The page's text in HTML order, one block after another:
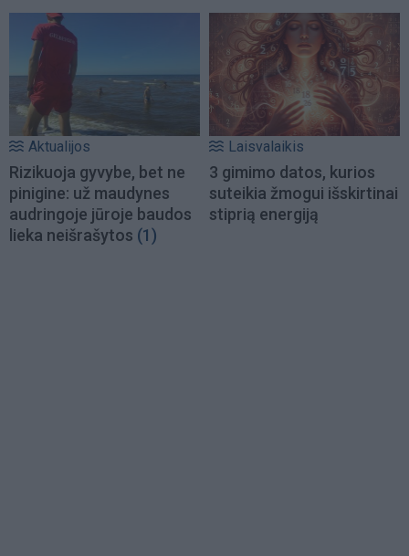
Aktualijos
Rizikuoja gyvybe, bet ne
pinigine: už maudynes
audringoje jūroje baudos
lieka neišrašytos (1)
Laisvalaikis
3 gimimo datos, kurios
suteikia žmogui išskirtinai
stiprią energiją